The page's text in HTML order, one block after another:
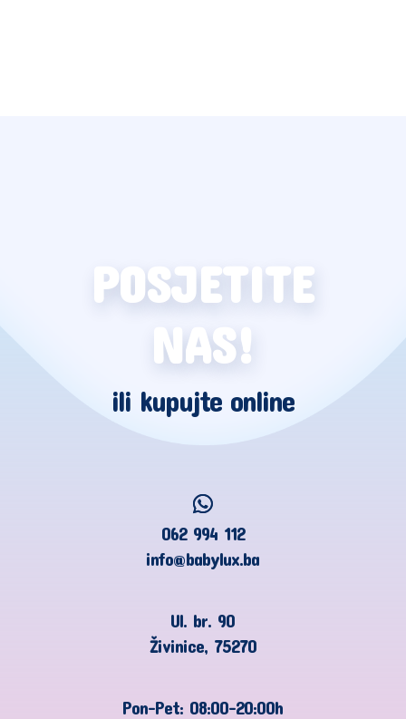
POSJETITE
NAS!
ili kupujte online
062 994 112
info@babylux.ba
Ul. br. 90
Živinice, 75270
Pon-Pet: 08:00-20:00h